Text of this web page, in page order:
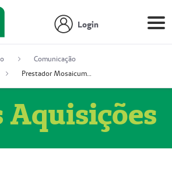
Login
Comunicação
Prestador Mosaicum Espaço Clínico Eireli (51004355-5)
Aquisições